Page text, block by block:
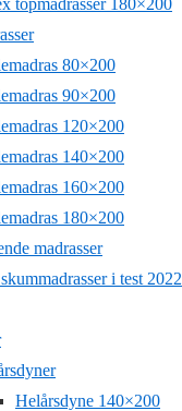
topmadrasser 180×200
80×200
90×200
120×200
140×200
160×200
180×200
madrasser
i test 2022
Helårsdyne 140×200